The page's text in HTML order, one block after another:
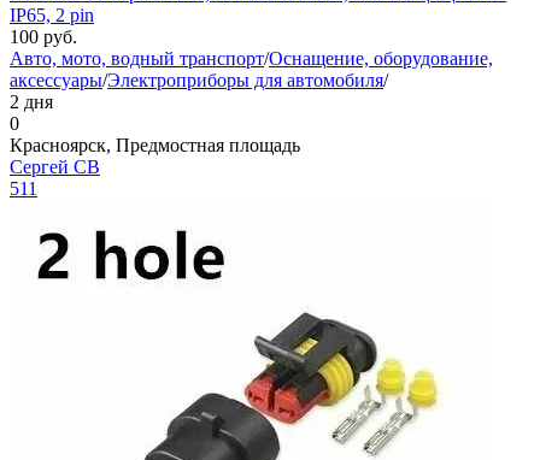
IP65, 2 pin
100 руб.
Авто, мото, водный транспорт/Оснащение, оборудование,
аксессуары/Электроприборы для автомобиля/
2 дня
0
Красноярск, Предмостная площадь
Сергей СВ
511